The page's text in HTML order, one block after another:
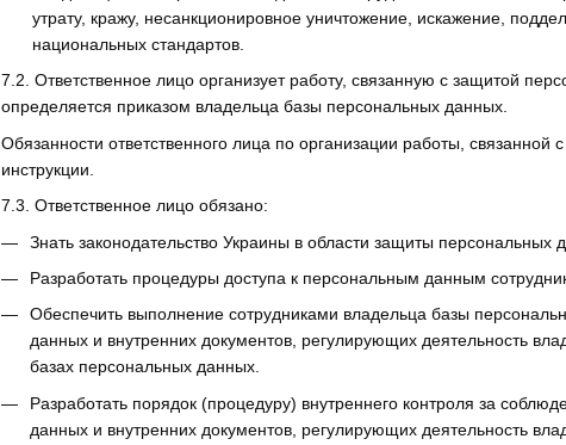
утрату, кражу, несанкционировное уничтожение, искажение,
национальных стандартов.
7.2. Ответственное лицо организует работу, связанную с защитой
определяется приказом владельца базы персональных данных.
Обязанности ответственного лица по организации работы,
инструкции.
7.3. Ответственное лицо обязано:
Знать законодательство Украины в области защиты персональных
Разработать процедуры доступа к персональным данным
Обеспечить выполнение сотрудниками владельца базы
данных и внутренних документов, регулирующих деятельность
базах персональных данных.
Разработать порядок (процедуру) внутреннего контроля за
данных и внутренних документов, регулирующих деятельность